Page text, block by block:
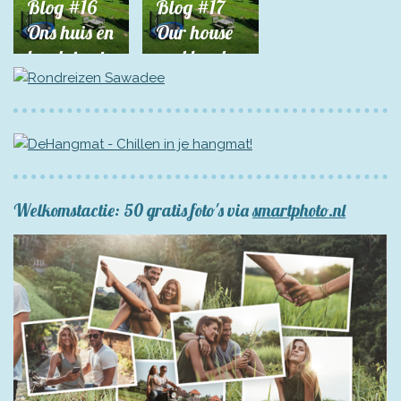
Blog #16
Ons huis en
land staat
te koop!
Blog #17
Our house
and land
are for
sale!
Welkomstactie: 50 gratis foto's viasmartphoto.nl